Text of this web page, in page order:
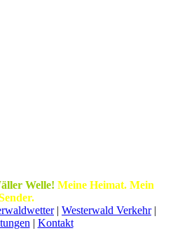
Welle! Meine Heimat. Mein
| Westerwald Verkehr|
| Kontakt